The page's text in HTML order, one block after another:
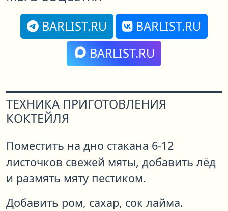
BARLIST.RU
BARLIST.RU
BARLIST.RU
ТЕХНИКА ПРИГОТОВЛЕНИЯ
КОКТЕЙЛЯ
Поместить на дно стакана 6-12
листочков свежей мяты, добавить лёд
и размять мяту пестиком.
Добавить ром, сахар, сок лайма.